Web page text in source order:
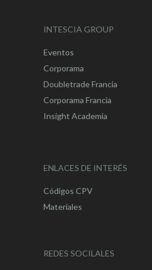
INTESCIA GROUP
Eventos
Corporama
Doubletrade Francia
Corporama Francia
Insight Academia
ENLACES DE INTERÉS
Códigos CPV
Materiales
REDES SOCILALES